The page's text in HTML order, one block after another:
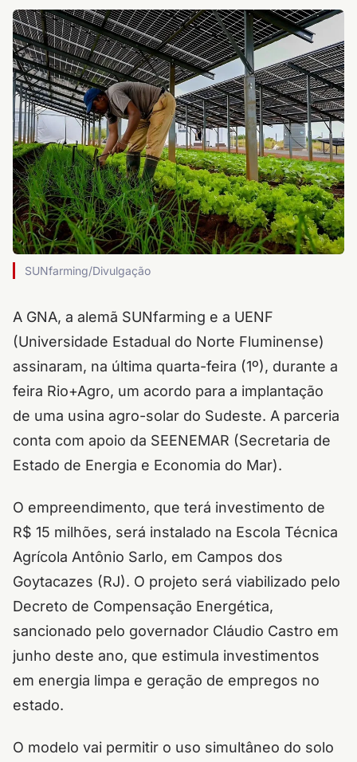
SUNfarming/Divulgação
A GNA, a alemã SUNfarming e a UENF
(Universidade Estadual do Norte Fluminense)
assinaram, na última quarta-feira (1º), durante a
feira Rio+Agro, um acordo para a implantação
de uma usina agro-solar do Sudeste. A parceria
conta com apoio da SEENEMAR (Secretaria de
Estado de Energia e Economia do Mar).
O empreendimento, que terá investimento de
R$ 15 milhões, será instalado na Escola Técnica
Agrícola Antônio Sarlo, em Campos dos
Goytacazes (RJ). O projeto será viabilizado pelo
Decreto de Compensação Energética,
sancionado pelo governador Cláudio Castro em
junho deste ano, que estimula investimentos
em energia limpa e geração de empregos no
estado.
O modelo vai permitir o uso simultâneo do solo